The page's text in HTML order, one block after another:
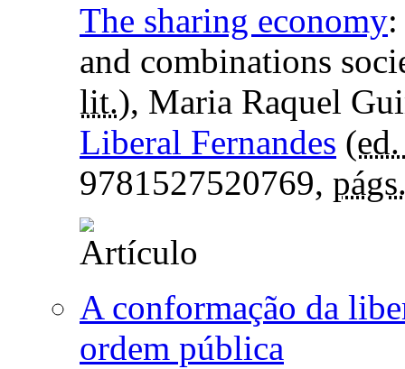
The sharing economy
and combinations
lit.), Maria Raquel
Liberal Fernandes (
9781527520769,
A conformação da
ordem pública